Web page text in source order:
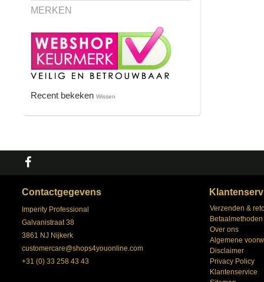
MERKEN
Recent bekeken Wissen
Contactgegevens
Imperity Professional
Galvanistraat 38
3861 NJ Nijkerk
customercare@shops4youonline.com
+31 (0) 33 258 43 43
Verzenden &
Betaalmethoden
Over ons
Algemene
Disclaimer
Privacy Policy
Klantenservice